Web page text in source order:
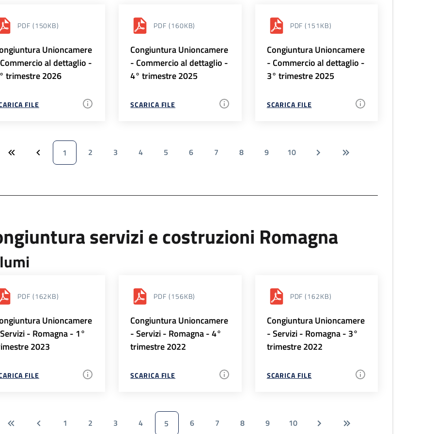
PDF (150KB)
Unioncamere
al dettaglio -
trimestre 2026
FILE
PDF (160KB)
Congiuntura Unioncamere
- Commercio al dettaglio -
4° trimestre 2025
SCARICA FILE
PDF (151KB)
Congiuntura Unioncamere
- Commercio al dettaglio -
3° trimestre 2025
SCARICA FILE
1 2 3 4 5 6 7 8 9 10
servizi e costruzioni Romagna
PDF (162KB)
Unioncamere
- Romagna - 1°
2023
FILE
PDF (156KB)
Congiuntura Unioncamere
- Servizi - Romagna - 4°
trimestre 2022
SCARICA FILE
PDF (162KB)
Congiuntura Unioncamere
- Servizi - Romagna - 3°
trimestre 2022
SCARICA FILE
1 2 3 4 5 6 7 8 9 10